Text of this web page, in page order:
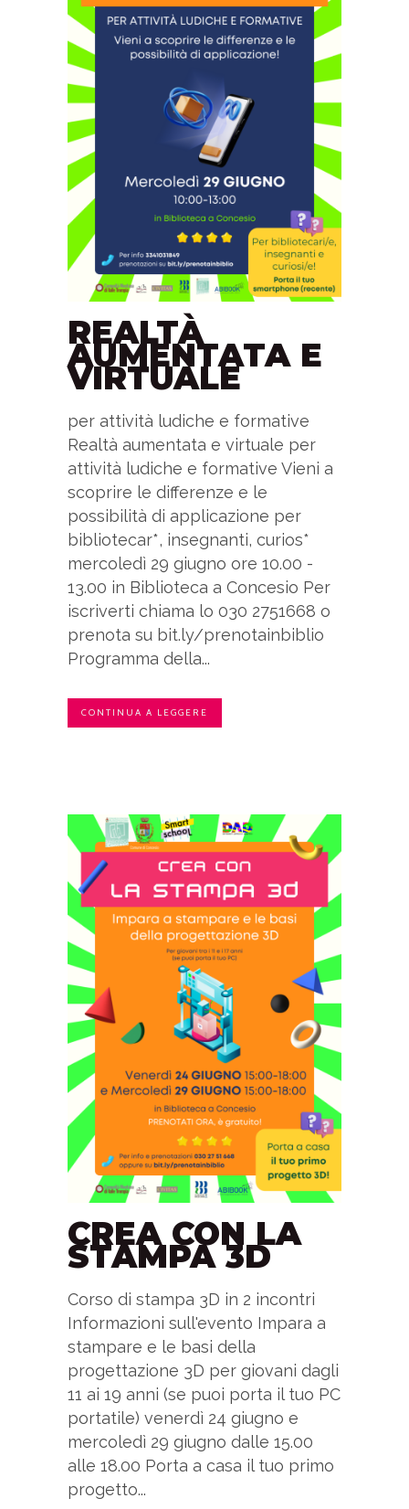
REALTÀ
AUMENTATA E
VIRTUALE
per attività ludiche e formative
Realtà aumentata e virtuale per
attività ludiche e formative Vieni a
scoprire le differenze e le
possibilità di applicazione per
bibliotecar*, insegnanti, curios*
mercoledì 29 giugno ore 10.00 -
13.00 in Biblioteca a Concesio Per
iscriverti chiama lo 030 2751668 o
prenota su bit.ly/prenotainbiblio
Programma della...
CONTINUA A LEGGERE
CREA CON LA
STAMPA 3D
Corso di stampa 3D in 2 incontri
Informazioni sull'evento Impara a
stampare e le basi della
progettazione 3D per giovani dagli
11 ai 19 anni (se puoi porta il tuo PC
portatile) venerdì 24 giugno e
mercoledì 29 giugno dalle 15.00
alle 18.00 Porta a casa il tuo primo
progetto...